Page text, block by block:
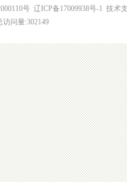
号 辽ICP备17009938号-1 技术
访问量:302149